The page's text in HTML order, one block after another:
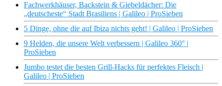
Fachwerkhäuser, Backstein & Giebeldächer: Die
„deutscheste“ Stadt Brasiliens | Galileo | ProSieben
5 Dinge, ohne die auf Ibiza nichts geht! | Galileo | ProSieben
9 Helden, die unsere Welt verbessern | Galileo 360° |
ProSieben
Jumbo testet die besten Grill-Hacks für perfektes Fleisch |
Galileo | ProSieben